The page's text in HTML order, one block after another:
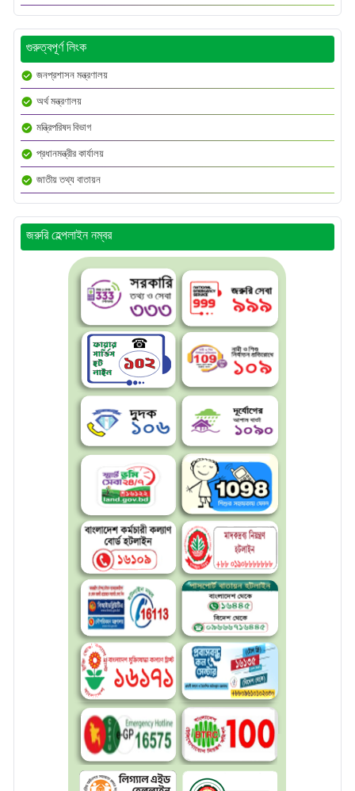
গুরুত্বপূর্ণ লিংক
জনপ্রশাসন মন্ত্রণালয়
অর্থ মন্ত্রণালয়
মন্ত্রিপরিষদ বিভাগ
প্রধানমন্ত্রীর কার্যালয়
জাতীয় তথ্য বাতায়ন
জরুরি হেল্পলাইন নম্বর